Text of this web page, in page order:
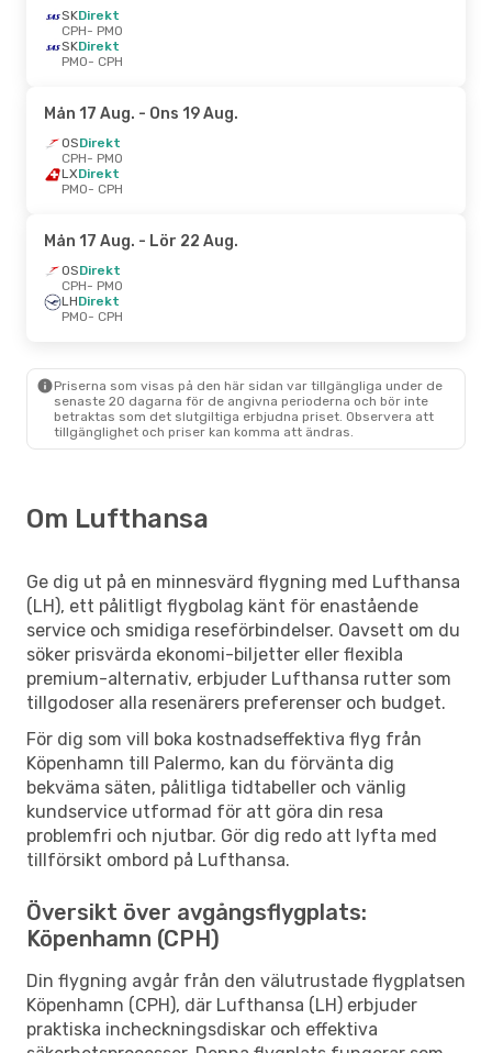
SKDirekt
CPH- PMO
SKDirekt
PMO- CPH
Mån 17 Aug. - Ons 19 Aug.
OSDirekt
CPH- PMO
LXDirekt
PMO- CPH
Mån 17 Aug. - Lör 22 Aug.
OSDirekt
CPH- PMO
LHDirekt
PMO- CPH
Priserna som visas på den här sidan var tillgängliga under de
senaste 20 dagarna för de angivna perioderna och bör inte
betraktas som det slutgiltiga erbjudna priset. Observera att
tillgänglighet och priser kan komma att ändras.
Om Lufthansa
Ge dig ut på en minnesvärd flygning med Lufthansa
(LH), ett pålitligt flygbolag känt för enastående
service och smidiga reseförbindelser. Oavsett om du
söker prisvärda ekonomi-biljetter eller flexibla
premium-alternativ, erbjuder Lufthansa rutter som
tillgodoser alla resenärers preferenser och budget.
För dig som vill boka kostnadseffektiva flyg från
Köpenhamn till Palermo, kan du förvänta dig
bekväma säten, pålitliga tidtabeller och vänlig
kundservice utformad för att göra din resa
problemfri och njutbar. Gör dig redo att lyfta med
tillförsikt ombord på Lufthansa.
Översikt över avgångsflygplats:
Köpenhamn (CPH)
Din flygning avgår från den välutrustade flygplatsen
Köpenhamn (CPH), där Lufthansa (LH) erbjuder
praktiska incheckningsdiskar och effektiva